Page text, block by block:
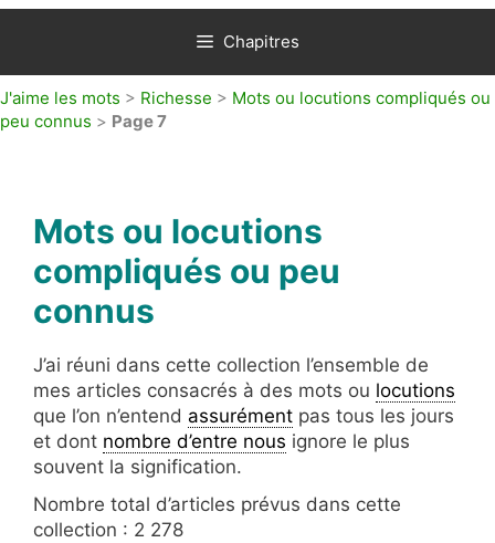
Chapitres
J'aime les mots > Richesse > Mots ou locutions compliqués ou
peu connus > Page 7
Mots ou locutions
compliqués ou peu
connus
J’ai réuni dans cette collection l’ensemble de
mes articles consacrés à des mots ou locutions
que l’on n’entend assurément pas tous les jours
et dont nombre d’entre nous ignore le plus
souvent la signification.
Nombre total d’articles prévus dans cette
collection : 2 278